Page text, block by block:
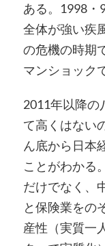
ある。1998・
全体が強い疾
の危機の時期
マンショック
2011年以降の
て高くはない
ん底から日本
ことがわかる
だけでなく、
と保険業をの
産性（実質一